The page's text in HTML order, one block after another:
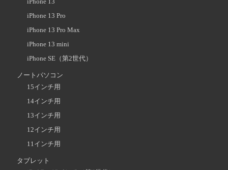
iPhone 13 Pro
iPhone 13 Pro Max
iPhone 13 mini
iPhone SE（第2世代）
ノートパソコン
15インチ用
14インチ用
13インチ用
12インチ用
11インチ用
タブレット